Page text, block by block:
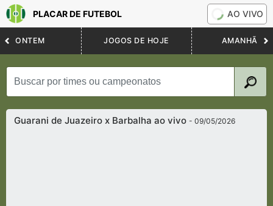
PLACAR DE FUTEBOL AO VIVO
ONTEM JOGOS DE HOJE AMANHÃ
Guarani de Juazeiro x Barbalha ao vivo- 09/05/2026